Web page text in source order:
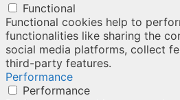
Functional
Functional cookies help to
functionalities like sharing the
social media platforms, collect
third-party features.
Performance
Performance